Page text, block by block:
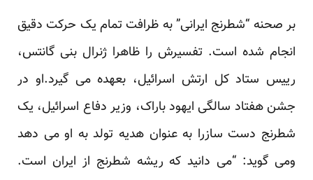
بر صحنه “شطرنج ایرانی” به ظرافت تمام یک حرکت دقیق
انجام شده است. تفسیرش را ظاهرا ژنرال بنی گانتس،
رییس ستاد کل ارتش اسرائیل، بعهده می گیرد.او در
جشن هفتاد سالگی ایهود باراک، وزیر دفاع اسرائیل، یک
شطرنج دست سازرا به عنوان هدیه تولد به او می دهد
ومی گوید: “می دانید که ریشه شطرنج از ایران است.